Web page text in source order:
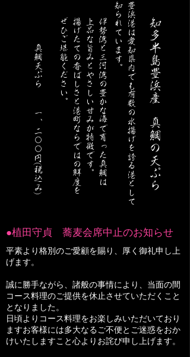
伊勢湾と三河湾の豊かな海で育った真鯛は
上品な旨みとやさしい甘みが特徴です。
揚げたての香ばしさと港町ならではの鮮度を
ぜひご堪能ください。
真鯛天ぷら 一、二〇〇円(税込み) 豊浜港は愛知県内でも有数の水揚げを誇る港として
知られています。 知多半島豊浜産
真鯛の天ぷら
●植田守貞 蕎麦会席中止のお知らせ
平素より格別のご愛顧を賜り、厚く御礼申し上
げます。
誠に勝手ながら、諸般の事情により、当面の間
コース料理のご提供を休止させていただくこと
となりました。
日頃よりコース料理をお楽しみいただいており
ますお客様には多大なるご不便とご迷惑をおか
けいたしますこと心よりお詫び申し上げます。